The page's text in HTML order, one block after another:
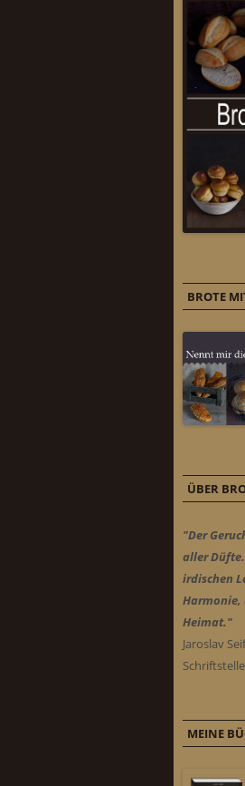
BROTE
ÜBER
"Der
aller
irdischen
Harmonie,
Heimat."
Jaroslav
MEINE